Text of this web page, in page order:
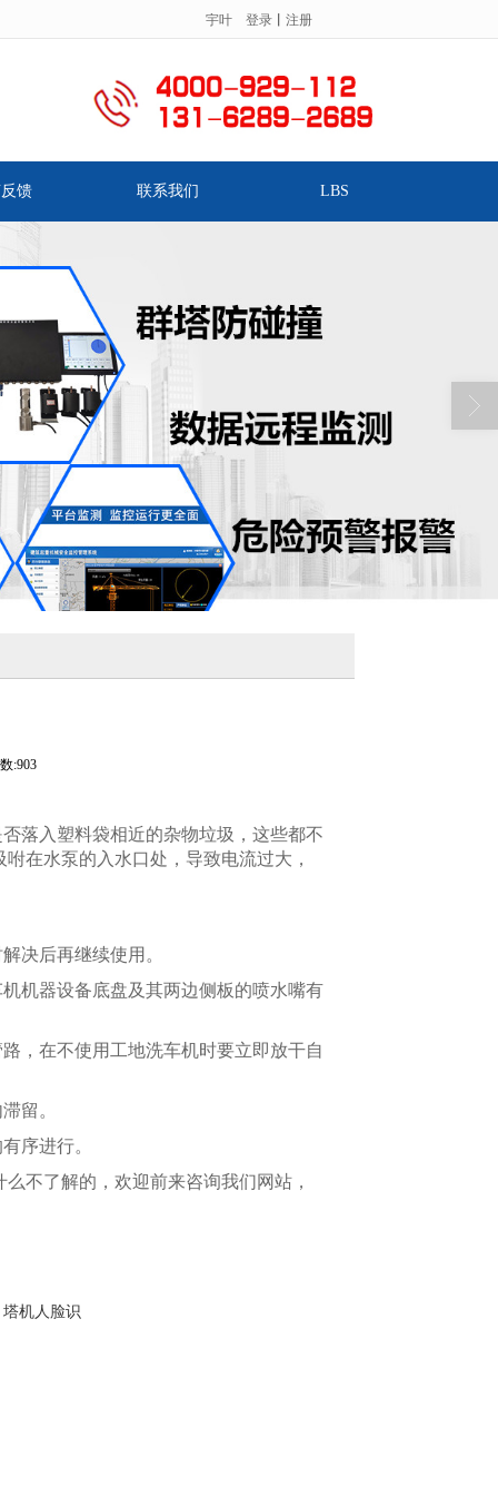
宇叶 登录 丨 注册
服务热线：
.
馈 联系我们 LBS
:903
落入塑料袋相近的杂物垃圾，这些都不
在水泵的入水口处，导致电流过大，
决后再继续使用。
机器设备底盘及其两边侧板的喷水嘴有
，在不使用工地洗车机时要立即放干自
留。
序进行。
不了解的，欢迎前来咨询我们网站，
塔机人脸识